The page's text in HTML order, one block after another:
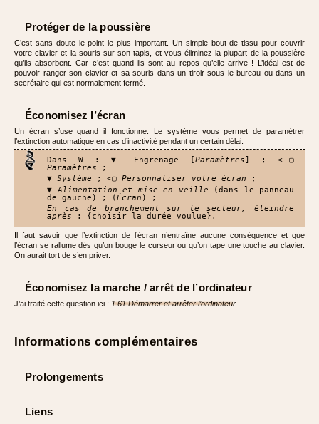
Protéger de la poussière
C’est sans doute le point le plus important. Un simple bout de tissu pour couvrir
votre clavier et la souris sur son tapis, et vous éliminez la plupart de la poussière
qu’ils absorbent. Car c’est quand ils sont au repos qu’elle arrive ! L’idéal est de
pouvoir ranger son clavier et sa souris dans un tiroir sous le bureau ou dans un
secrétaire qui est normalement fermé.
Économisez l’écran
Un écran s’use quand il fonctionne. Le système vous permet de paramétrer
l’extinction automatique en cas d’inactivité pendant un certain délai.
Dans W : ▼ Engrenage [Paramètres] ; <▢
Paramètres
;
▼Système ; <▢Personnaliser votre écran
;
▼Alimentation et mise en veille (dans le panneau
de gauche) ; (Écran ) ;
En cas de branchement sur le secteur, éteindre
après
: {choisir la durée voulue}.
Il faut savoir que l’extinction de l’écran n’entraîne aucune conséquence et que
l’écran se rallume dès qu’on bouge le curseur ou qu’on tape une touche au clavier.
On aurait tort de s’en priver.
Économisez la marche / arrêt de l’ordinateur
J’ai traité cette question ici : 1.61 Démarrer et arrêter l’ordinateur
Informations complémentaires
Prolongements
Liens